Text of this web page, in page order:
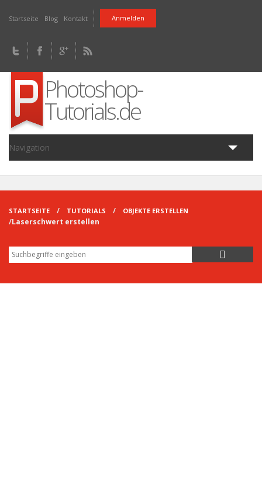
Startseite Blog Kontakt Anmelden
Photoshop-
Tutorials.de
Navigation
Home Tutorials Fragen Downloads Artikel
STARTSEITE TUTORIALS OBJEKTE ERSTELLEN
Laserschwert erstellen
Suchformular
Suche